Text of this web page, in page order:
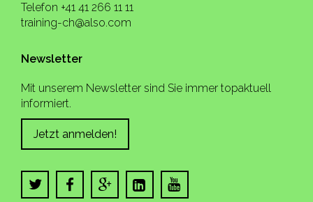
Telefon +41 41 266 11 11
training-ch@also.com
Newsletter
Mit unserem Newsletter sind Sie immer topaktuell
informiert.
Jetzt anmelden!